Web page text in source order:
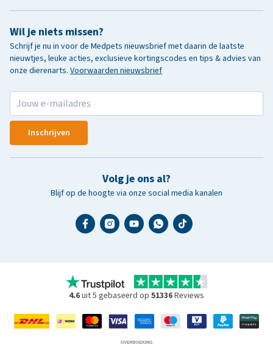
Wil je niets missen?
Schrijf je nu in voor de Medpets nieuwsbrief met daarin de laatste
nieuwtjes, leuke acties, exclusieve kortingscodes en tips & advies van
onze dierenarts. Voorwaarden nieuwsbrief
Inschrijven
Volg je ons al?
Blijf op de hoogte via onze social media kanalen
4.6uit 5 gebaseerd op 51336Reviews